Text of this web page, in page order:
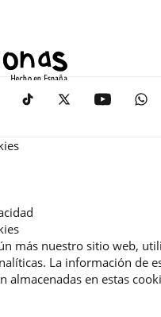
más nuestro sitio web,
La información de
almacenadas en estas